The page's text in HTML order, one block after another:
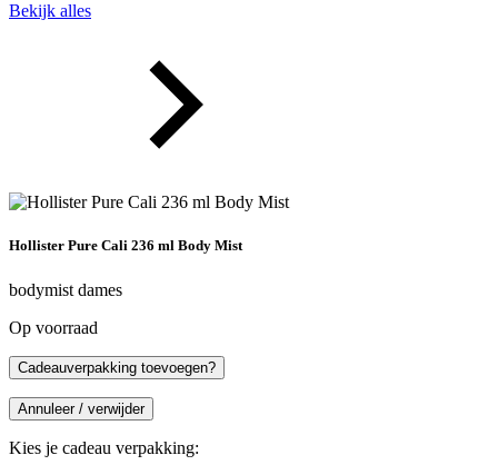
Bekijk alles
Hollister Pure Cali 236 ml Body Mist
bodymist dames
Op voorraad
Cadeauverpakking toevoegen?
Annuleer / verwijder
Kies je cadeau verpakking: